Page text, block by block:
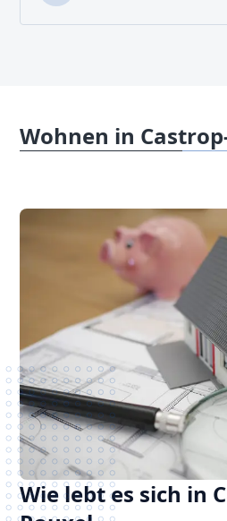
Wohnen in
Wie lebt es sich in